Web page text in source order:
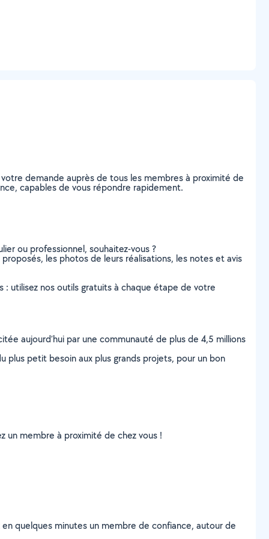
demande auprès de tous les membres à proximité de
capables de vous répondre rapidement.
ou professionnel, souhaitez-vous ?
les photos de leurs réalisations, les notes et avis
: utilisez nos outils gratuits à chaque étape de votre
aujourd’hui par une communauté de plus de 4,5 millions
plus petit besoin aux plus grands projets, pour un bon
un membre à proximité de chez vous !
quelques minutes un membre de confiance, autour de